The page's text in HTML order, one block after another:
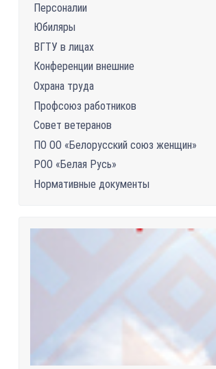
Персоналии
Юбиляры
ВГТУ в лицах
Конференции внешние
Охрана труда
Профсоюз работников
Совет ветеранов
ПО ОО «Белорусский союз женщин»
РОО «Белая Русь»
Нормативные документы